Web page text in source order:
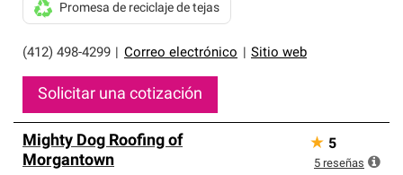
(412) 498-4299 Correo electrónico Sitio web
Promesa de reciclaje de tejas
Solicitar una cotización
Mighty Dog Roofing of
Morgantown
★ 5
5 reseñas